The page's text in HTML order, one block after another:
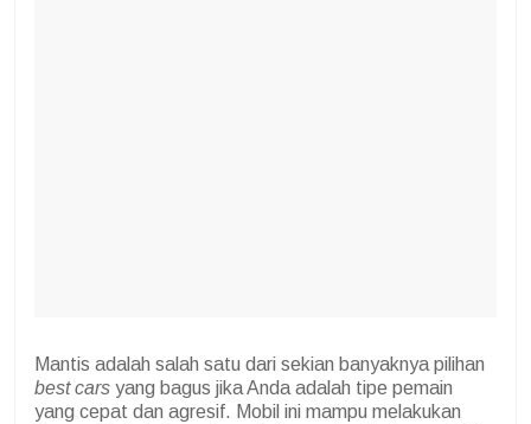
Mantis adalah salah satu dari sekian banyaknya pilihan
best cars yang bagus jika Anda adalah tipe pemain
yang cepat dan agresif. Mobil ini mampu melakukan